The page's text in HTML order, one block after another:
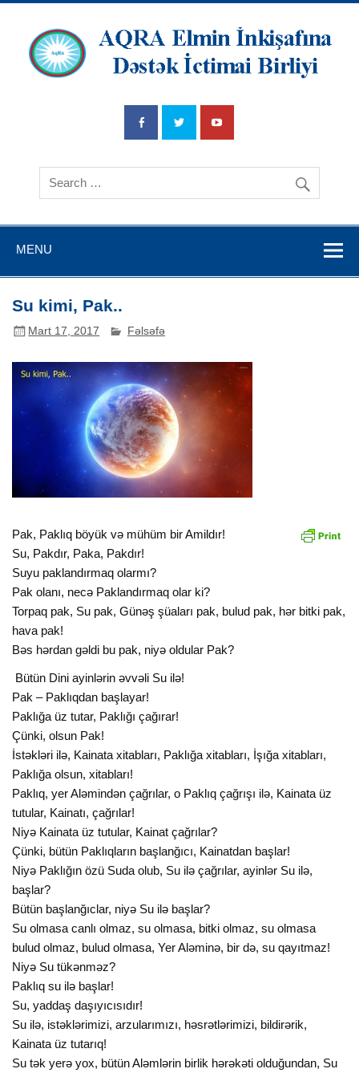
İnkişafına
Dətsək İctimai
Birliyi
MENU
Su kimi, Pak..
Mart 17, 2017 Fəlsəfə
Pak, Paklıq böyük və mühüm bir Amildır!
Su, Pakdır, Paka, Pakdır!
Suyu paklandırmaq olarmı?
Pak olanı, necə Paklandırmaq olar ki?
Torpaq pak, Su pak, Günəş şüaları pak, bulud pak, hər bitki pak,
hava pak!
Bəs hərdan gəldi bu pak, niyə oldular Pak?
Bütün Dini ayinlərin əvvəli Su ilə!
Pak – Paklıqdan başlayar!
Paklığa üz tutar, Paklığı çağırar!
Çünki, olsun Pak!
İstəkləri ilə, Kainata xitabları, Paklığa xitabları, İşığa xitabları,
Paklığa olsun, xitabları!
Paklıq, yer Aləmindən çağrılar, o Paklıq çağrışı ilə, Kainata üz
tutular, Kainatı, çağrılar!
Niyə Kainata üz tutular, Kainat çağrılar?
Çünki, bütün Paklıqların başlanğıcı, Kainatdan başlar!
Niyə Paklığın özü Suda olub, Su ilə çağrılar, ayinlər Su ilə,
başlar?
Bütün başlanğıclar, niyə Su ilə başlar?
Su olmasa canlı olmaz, su olmasa, bitki olmaz, su olmasa
bulud olmaz, bulud olmasa, Yer Aləminə, bir də, su qayıtmaz!
Niyə Su tükənməz?
Paklıq su ilə başlar!
Su, yaddaş daşıyıcısıdır!
Su ilə, istəklərimizi, arzularımızı, həsrətlərimizi, bildirərik,
Kainata üz tutarıq!
Su tək yerə yox, bütün Aləmlərin birlik hərəkəti olduğundan, Su